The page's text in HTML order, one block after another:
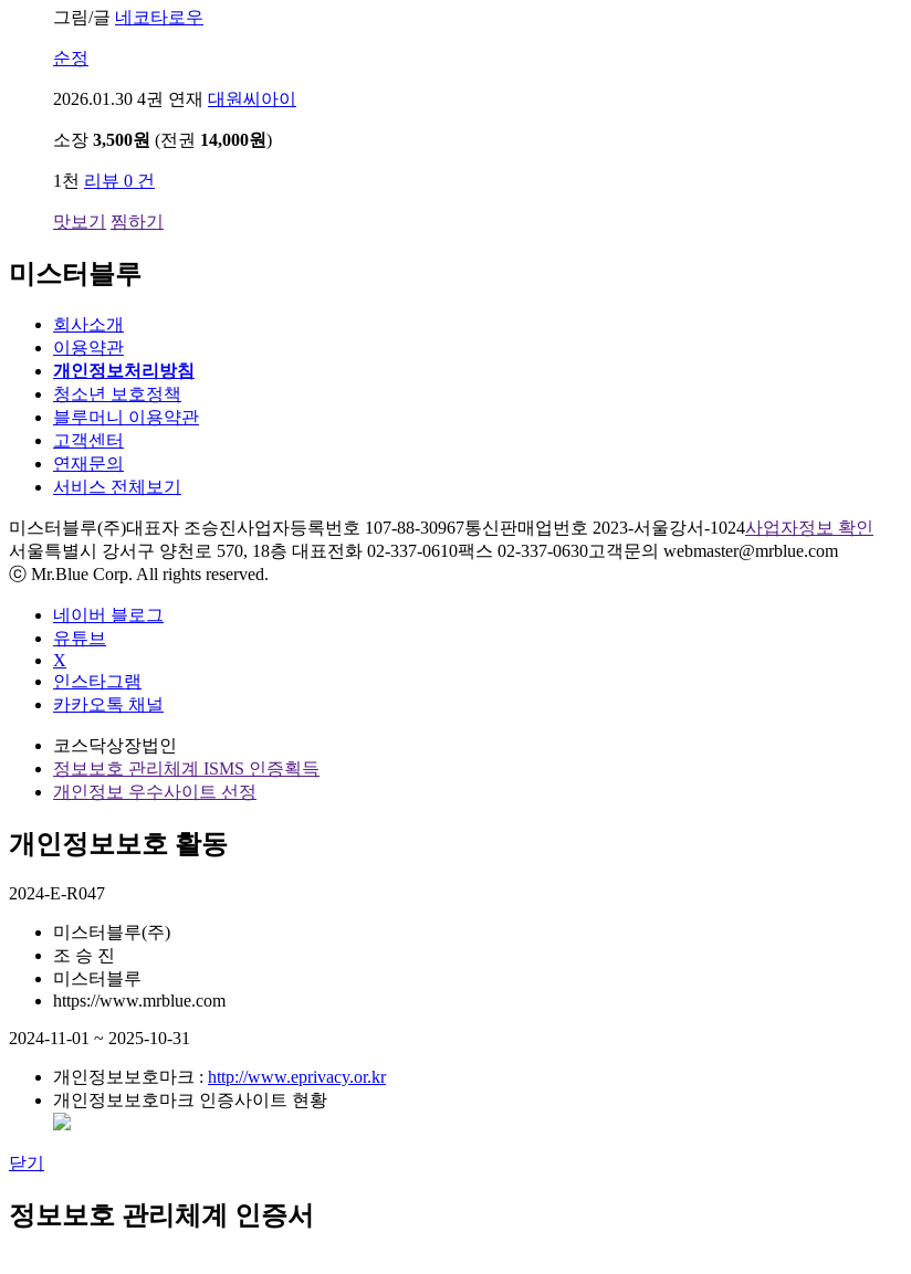
그림/글 네코타로우
순정
2026.01.30 4권 연재 대원씨아이
소장 3,500원 (전권 14,000원)
1천 리뷰 0 건
맛보기 찜하기
미스터블루
회사소개
이용약관
개인정보처리방침
청소년 보호정책
블루머니 이용약관
고객센터
연재문의
서비스 전체보기
미스터블루(주)대표자 조승진사업자등록번호 107-88-30967통신판매업번호 2023-서울강서-1024사업자정보 확인
서울특별시 강서구 양천로 570, 18층 대표전화 02-337-0610팩스 02-337-0630고객문의 webmaster@mrblue.com
ⓒ Mr.Blue Corp. All rights reserved.
네이버 블로그
유튜브
X
인스타그램
카카오톡 채널
코스닥상장법인
정보보호 관리체계 ISMS 인증획득
개인정보 우수사이트 선정
개인정보보호 활동
2024-E-R047
미스터블루(주)
조 승 진
미스터블루
https://www.mrblue.com
2024-11-01 ~ 2025-10-31
개인정보보호마크 : http://www.eprivacy.or.kr
개인정보보호마크 인증사이트 현황
닫기
정보보호 관리체계 인증서